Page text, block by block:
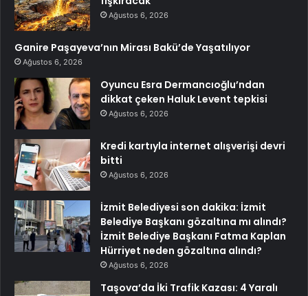
Ağustos 6, 2026
Ganire Paşayeva’nın Mirası Bakü’de Yaşatılıyor
Ağustos 6, 2026
Oyuncu Esra Dermancıoğlu’ndan
dikkat çeken Haluk Levent tepkisi
Ağustos 6, 2026
Kredi kartıyla internet alışverişi devri
bitti
Ağustos 6, 2026
İzmit Belediyesi son dakika: İzmit
Belediye Başkanı gözaltına mı alındı?
İzmit Belediye Başkanı Fatma Kaplan
Hürriyet neden gözaltına alındı?
Ağustos 6, 2026
Taşova’da İki Trafik Kazası: 4 Yaralı